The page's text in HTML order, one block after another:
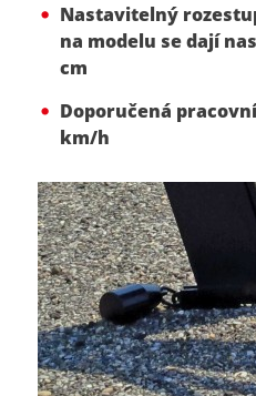
Nastavitelný
na modelu se dají
cm
Doporučená
km/h